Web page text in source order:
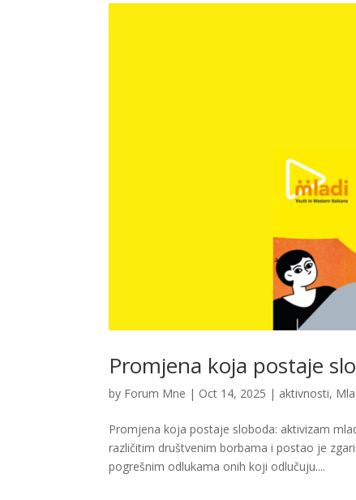
Promjena koja postaje
by Forum Mne | Oct 14, 2025 | aktivnosti,
Promjena koja postaje sloboda: aktivizam
različitim društvenim borbama i postao je
pogrešnim odlukama onih koji odlučuju....